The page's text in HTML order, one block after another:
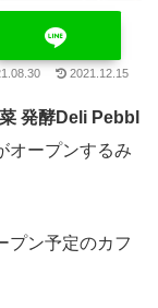
2021.12.15
発酵Deli Pebbl
オープンするみ
プン予定のカフ